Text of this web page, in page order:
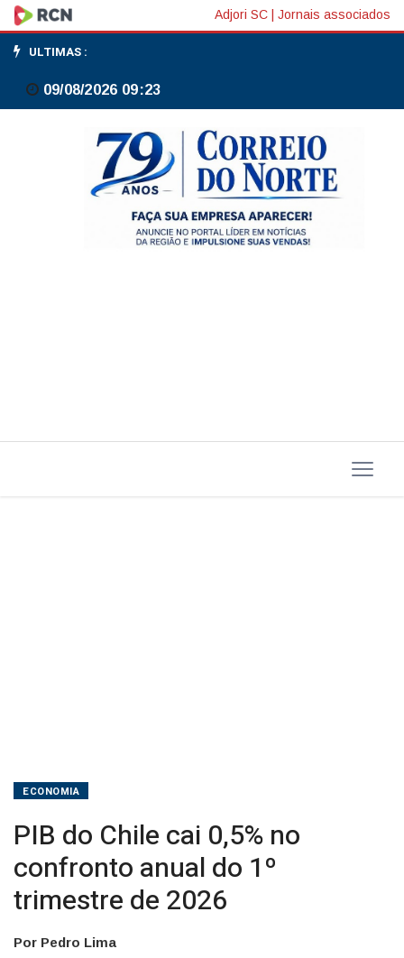
PIB
do
Chile
confronto
de
Adjori SC Jornais associados
ULTIMAS :
09/08/2026 09:23
ECONOMIA
PIB do Chile cai 0,5% no
confronto anual do 1º
trimestre de 2026
Por Pedro Lima